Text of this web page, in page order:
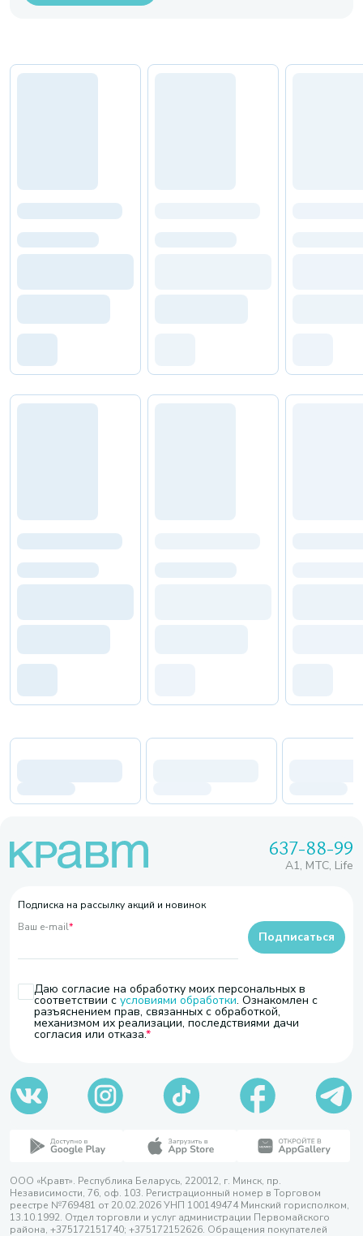
637-88-99
A1, МТС, Life
Подписка на рассылку акций и новинок
Ваш e-mail*
Даю согласие на обработку моих персональных в
соответствии с условиями обработки. Ознакомлен с
разъяснением прав, связанных с обработкой,
механизмом их реализации, последствиями дачи
согласия или отказа.
Подписаться
ООО «Кравт». Республика Беларусь, 220012, г. Минск, пр.
Независимости, 76, оф. 103. Регистрационный номер в Торговом
реестре №769481 от 20.02.2026 УНП 100149474 Минский горисполком,
13.10.1992. Отдел торговли и услуг администрации Первомайского
района, +375172151740; +375172152626. Обращения покупателей